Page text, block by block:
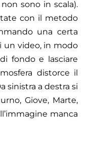
sono in scala).
con il metodo
una certa
un video, in modo
fondo e lasciare
distorce il
sinistra a destra si
Giove, Marte,
manca